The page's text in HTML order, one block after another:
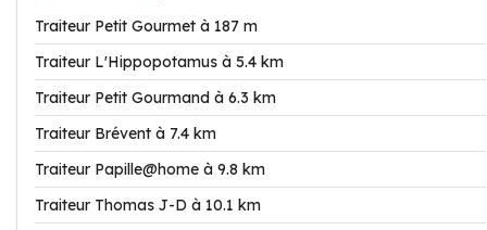
Traiteur Petit Gourmet à 187 m
Traiteur L'Hippopotamus à 5.4 km
Traiteur Petit Gourmand à 6.3 km
Traiteur Brévent à 7.4 km
Traiteur Papille@home à 9.8 km
Traiteur Thomas J-D à 10.1 km